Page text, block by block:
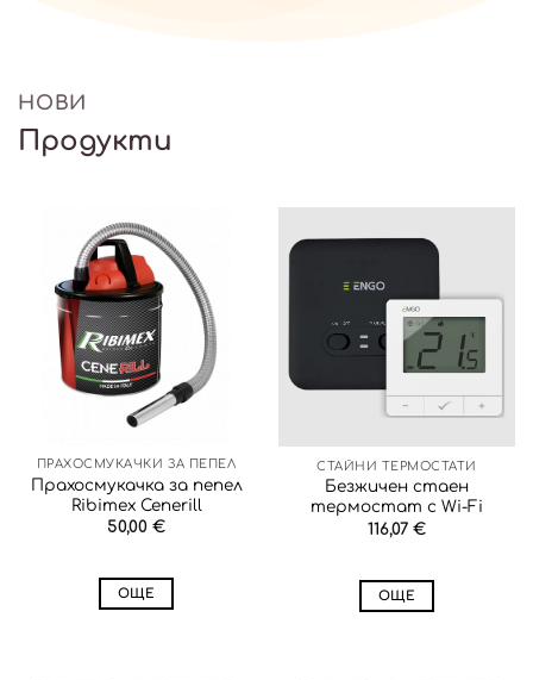
НОВИ
Продукти
ПРАХОСМУКАЧКИ ЗА ПЕПЕЛ
Прахосмукачка за пепел
Ribimex Cenerill
50,00 €
ОЩЕ
СТАЙНИ ТЕРМОСТАТИ
Безжичен стаен
термостат с Wi-Fi
116,07 €
ОЩЕ